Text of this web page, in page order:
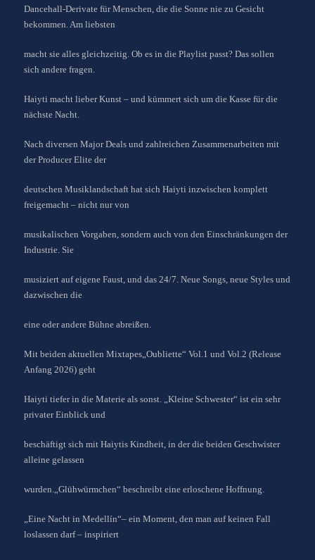
Dancehall-Derivate für Menschen, die die Sonne nie zu Gesicht
bekommen. Am liebsten
macht sie alles gleichzeitig. Ob es in die Playlist passt? Das sollen
sich andere fragen.
Haiyti macht lieber Kunst – und kümmert sich um die Kasse für die
nächste Nacht.
Nach diversen Major Deals und zahlreichen Zusammenarbeiten mit
der Producer Elite der
deutschen Musiklandschaft hat sich Haiyti inzwischen komplett
freigemacht – nicht nur von
musikalischen Vorgaben, sondern auch von den Einschränkungen der
Industrie. Sie
musiziert auf eigene Faust, und das 24/7. Neue Songs, neue Styles und
dazwischen die
eine oder andere Bühne abreißen.
Mit beiden aktuellen Mixtapes„Oubliette“ Vol.1 und Vol.2 (Release
Anfang 2026) geht
Haiyti tiefer in die Materie als sonst. „Kleine Schwester“ ist ein sehr
privater Einblick und
beschäftigt sich mit Haiytis Kindheit, in der die beiden Geschwister
alleine gelassen
wurden.„Glühwürmchen“ beschreibt eine erloschene Hoffnung.
„Eine Nacht in Medellín“– ein Moment, den man auf keinen Fall
loslassen darf – inspiriert